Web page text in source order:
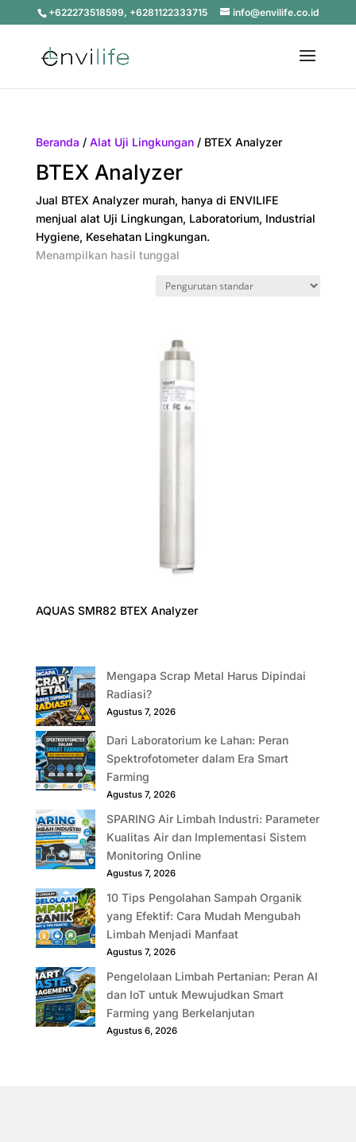
+622273518599, +6281122333715 info@envilife.co.id
Beranda / Alat Uji Lingkungan/ BTEX Analyzer
BTEX Analyzer
Jual BTEX Analyzer murah, hanya di ENVILIFE
menjual alat Uji Lingkungan, Laboratorium, Industrial
Hygiene, Kesehatan Lingkungan.
Menampilkan hasil tunggal
AQUAS SMR82 BTEX Analyzer
Mengapa Scrap Metal Harus Dipindai
Radiasi?
Agustus 7, 2026
Dari Laboratorium ke Lahan: Peran
Spektrofotometer dalam Era Smart
Farming
Agustus 7, 2026
SPARING Air Limbah Industri: Parameter
Kualitas Air dan Implementasi Sistem
Monitoring Online
Agustus 7, 2026
10 Tips Pengolahan Sampah Organik
yang Efektif: Cara Mudah Mengubah
Limbah Menjadi Manfaat
Agustus 7, 2026
Pengelolaan Limbah Pertanian: Peran AI
dan IoT untuk Mewujudkan Smart
Farming yang Berkelanjutan
Agustus 6, 2026